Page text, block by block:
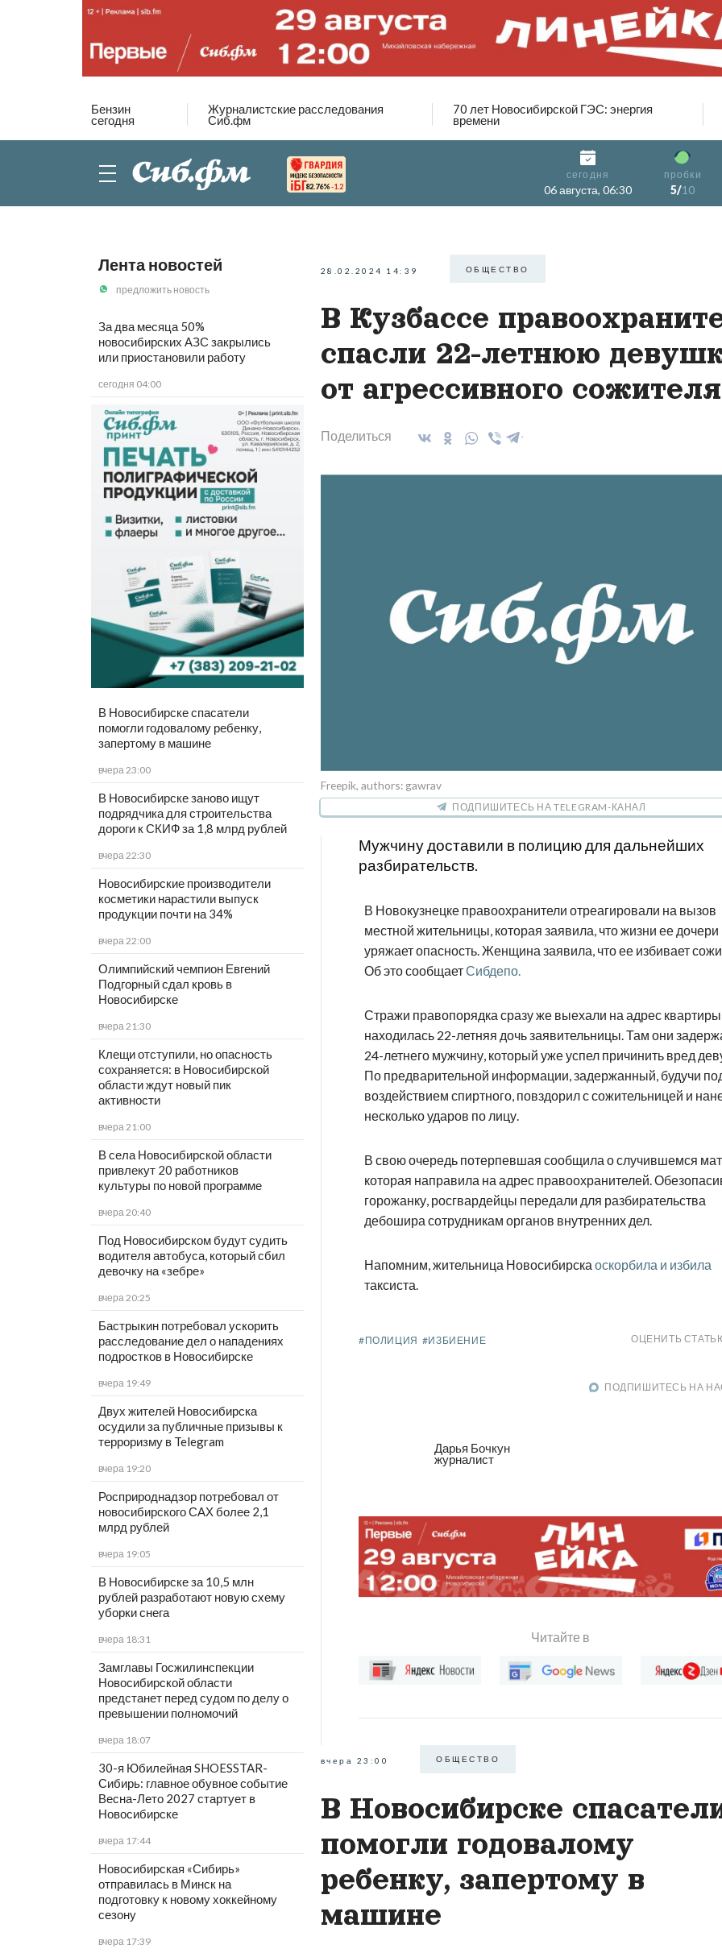
Бензин
сегодня
Журналистские расследования
Сиб.фм
70 лет Новосибирской ГЭС: энергия
времени
82.76% -1.2
сегодня
06 августа, 06:30
пробки
5/10
Лента новостей
предложить новость
За два месяца 50%
новосибирских АЗС закрылись
или приостановили работу
сегодня 04:00
В Новосибирске спасатели
помогли годовалому ребенку,
запертому в машине
вчера 23:00
В Новосибирске заново ищут
подрядчика для строительства
дороги к СКИФ за 1,8 млрд рублей
вчера 22:30
Новосибирские производители
косметики нарастили выпуск
продукции почти на 34%
вчера 22:00
Олимпийский чемпион Евгений
Подгорный сдал кровь в
Новосибирске
вчера 21:30
Клещи отступили, но опасность
сохраняется: в Новосибирской
области ждут новый пик
активности
вчера 21:00
В села Новосибирской области
привлекут 20 работников
культуры по новой программе
вчера 20:40
Под Новосибирском будут судить
водителя автобуса, который сбил
девочку на «зебре»
вчера 20:25
Бастрыкин потребовал ускорить
расследование дел о нападениях
подростков в Новосибирске
вчера 19:49
Двух жителей Новосибирска
осудили за публичные призывы к
терроризму в Telegram
вчера 19:20
Росприроднадзор потребовал от
новосибирского САХ более 2,1
млрд рублей
вчера 19:05
В Новосибирске за 10,5 млн
рублей разработают новую схему
уборки снега
вчера 18:31
Замглавы Госжилинспекции
Новосибирской области
предстанет перед судом по делу о
превышении полномочий
вчера 18:07
30-я Юбилейная SHOESSTAR-
Сибирь: главное обувное событие
Весна-Лето 2027 стартует в
Новосибирске
вчера 17:44
Новосибирская «Сибирь»
отправилась в Минск на
подготовку к новому хоккейному
сезону
вчера 17:39
28.02.2024 14:39 ОБЩЕСТВО
В Кузбассе
спасли 22-летнюю
от агрессивного сожителя
Поделиться
Freepik, authors: gawrav
ПОДПИШИТЕСЬ НА TELEGRAM-КАНАЛ
Мужчину доставили в полицию для дальнейших
разбирательств.
В Новокузнецке правоохранители отреагировали на вызов
местной жительницы, которая заявила, что жизни ее дочери
уряжает опасность. Женщина заявила, что ее избивает
Об это сообщаетСибдепо.
Стражи правопорядка сразу же выехали на адрес
находилась 22-летняя дочь заявительницы. Там они
24-летнего мужчину, который уже успел причинить вред
По предварительной информации, задержанный, будучи
воздействием спиртного, повздорил с сожительницей и
несколько ударов по лицу.
В свою очередь потерпевшая сообщила о случившемся
которая направила на адрес правоохранителей.
горожанку, росгвардейцы передали для разбирательства
дебошира сотрудникам органов внутренних дел.
Напомним, жительница Новосибирска оскорбила и избила
таксиста.
#ПОЛИЦИЯ #ИЗБИЕНИЕ ОЦЕНИТЬ
ПОДПИШИТЕСЬ НА
Дарья Бочкун
журналист
Читайте в
вчера 23:00 ОБЩЕСТВО
В Новосибирске
помогли годовалому
ребенку, запертому в
машине